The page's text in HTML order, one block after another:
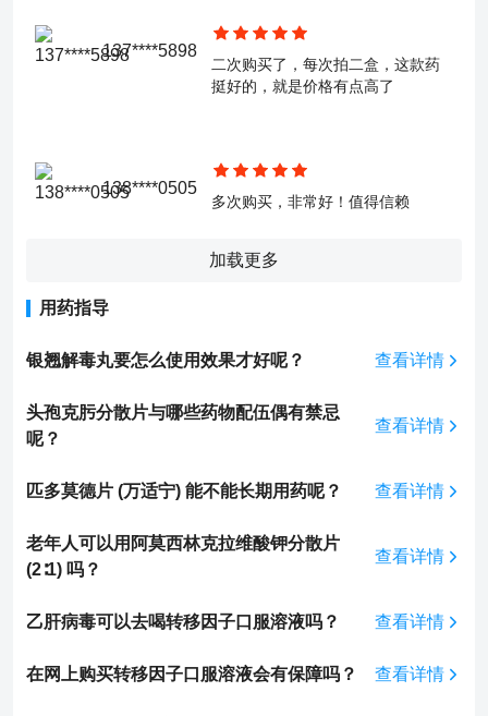
137****5898
二次购买了，每次拍二盒，这款药
挺好的，就是价格有点高了
138****0505
多次购买，非常好！值得信赖
加载更多
用药指导
银翘解毒丸要怎么使用效果才好呢？ 查看详情
头孢克肟分散片与哪些药物配伍偶有禁忌
呢？
查看详情
匹多莫德片 (万适宁) 能不能长期用药呢？ 查看详情
老年人可以用阿莫西林克拉维酸钾分散片
(2∶1) 吗？
查看详情
乙肝病毒可以去喝转移因子口服溶液吗？ 查看详情
在网上购买转移因子口服溶液会有保障吗？ 查看详情